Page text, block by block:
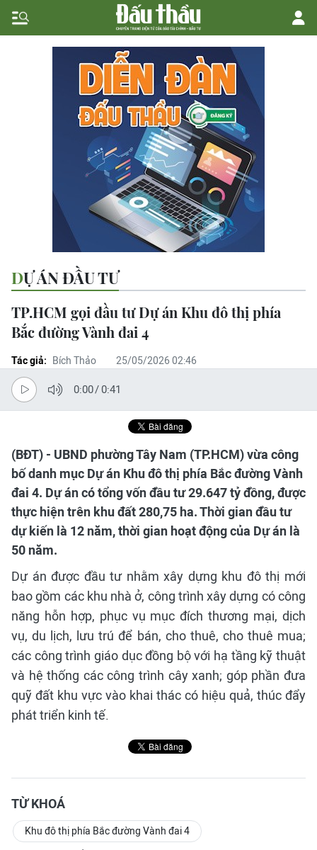
DỰ ÁN ĐẦU TƯ
TP.HCM gọi đầu tư Dự án Khu đô thị phía
Bắc đường Vành đai 4
Tác giả: Bích Thảo 25/05/2026 02:46
0:00/0:41
(BĐT) - UBND phường Tây Nam (TP.HCM) vừa công
bố danh mục Dự án Khu đô thị phía Bắc đường Vành
đai 4. Dự án có tổng vốn đầu tư 29.647 tỷ đồng, được
thực hiện trên khu đất 280,75 ha. Thời gian đầu tư
dự kiến là 12 năm, thời gian hoạt động của Dự án là
50 năm.
Dự án được đầu tư nhằm xây dựng khu đô thị mới
bao gồm các khu nhà ở, công trình xây dựng có công
năng hỗn hợp, phục vụ mục đích thương mại, dịch
vụ, du lịch, lưu trú để bán, cho thuê, cho thuê mua;
các công trình giáo dục đồng bộ với hạ tầng kỹ thuật
và hệ thống các công trình cây xanh; góp phần đưa
quỹ đất khu vực vào khai thác có hiệu quả, thúc đẩy
phát triển kinh tế.
TỪ KHOÁ
Khu đô thị phía Bắc đường Vành đai 4